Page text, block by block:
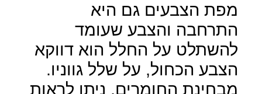
מפת הצבעים גם היא
התרחבה והצבע שעומד
להשתלט על החלל הוא דווקא
הצבע הכחול, על שלל גווניו.
מבחינת החומרים, ניתן לראות